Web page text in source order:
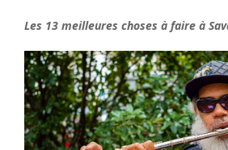
Les 13 meilleures choses à faire à